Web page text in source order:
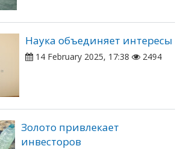
Наука объединяет интересы
14 February 2025, 17:38 2494
Золото привлекает
инвесторов